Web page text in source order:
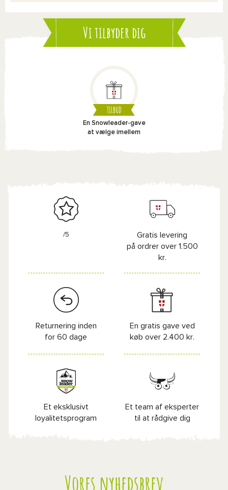
Vi tilbyder dig
TILBUD
En Snowleader-gave
at vælge imellem
/5
Gratis levering
på ordrer over 1.500
kr.
Returnering inden
for 60 dage
En gratis gave ved
køb over 2.400 kr.
Et eksklusivt
loyalitetsprogram
Et team af eksperter
til at rådgive dig
Vores nyhedsbrev